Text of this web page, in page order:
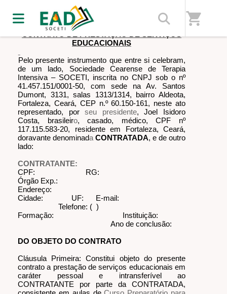
shopping_cart
EDUCACIONAIS
Pelo presente instrumento que entre si celebram,
de um lado, Sociedade Cearense de Terapia
Intensiva – SOCETI, inscrita no CNPJ sob o nº
41.457.151/0001-50, com sede na Av. Santos
Dumont, 3131, salas 1313/1314, bairro Aldeota,
Fortaleza, Ceará, CEP n.º 60.150-161, neste ato
representado, porseu presidente, Joel Isidoro
Costa, brasileiro, casado, médico, CPF nº
117.115.583-20, residente em Fortaleza, Ceará,
doravante denominadaCONTRATADA, e de outro
lado:
CONTRATANTE:
CPF: RG:
Órgão Exp.:
Endereço:
Cidade: UF: E-mail:
Telefone: ( )
Formação: Instituição:
Ano de conclusão:
DO OBJETO DO CONTRATO
Cláusula Primeira: Constitui objeto do presente
contrato a prestação de serviços educacionais em
caráter pessoal e intransferível ao
CONTRATANTE por parte da CONTRATADA,